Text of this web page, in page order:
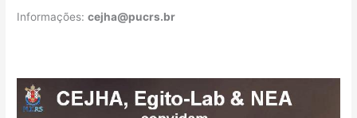
Informações:cejha@pucrs.br